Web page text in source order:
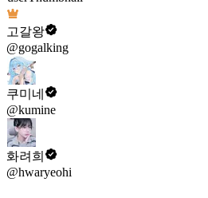
고갈왕
@gogalking
쿠미네
@kumine
화려희
@hwaryeohi